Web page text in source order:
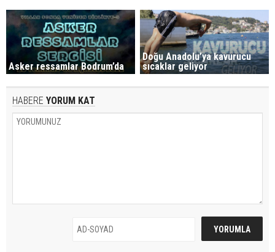
Asker ressamlar Bodrum’da
Doğu Anadolu’ya kavurucu
sıcaklar geliyor
HABERE YORUM KAT